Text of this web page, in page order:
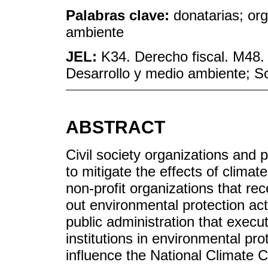
Palabras clave: donatarias;
ambiente
JEL: K34. Derecho fiscal.
Desarrollo y medio ambiente;
ABSTRACT
Civil society organizations and
to mitigate the effects of
non-profit organizations that
out environmental protection
public administration that
institutions in environmental
influence the National Climate